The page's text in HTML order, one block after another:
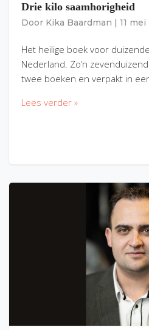
Drie kilo saamhorigheid
Door Kika Baardman 11
Het heilige boek voor
Nederland. Zo’n
twee boeken en verpakt in
Lees verder »